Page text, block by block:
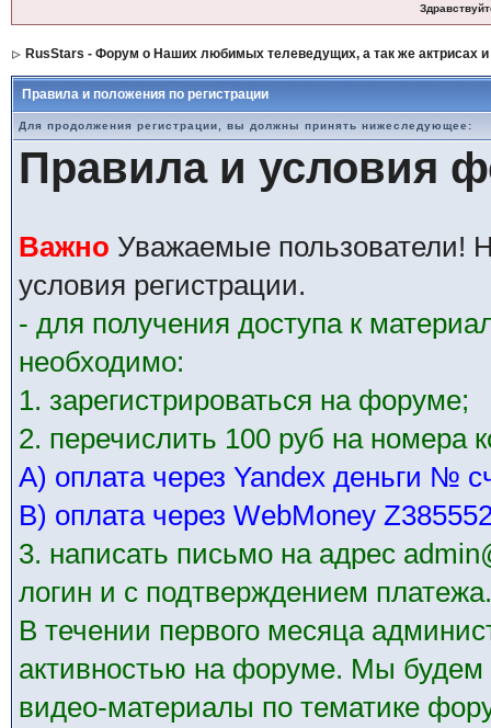
RusStars - Форум о Наших любимых телеведущих, а так же актрисах и
Правила и положения по регистрации
Для продолжения регистрации, вы должны принять нижеследующее:
Правила и условия
Важно Уважаемые пользователи!
условия регистрации.
- для получения доступа к
необходимо:
1. зарегистрироваться на форуме;
2. перечислить 100 руб на номера
А) оплата через Yandex деньги №
В) оплата через WebMoney
3. написать письмо на адрес
логин и с подтверждением платежа.
В течении первого месяца
активностью на форуме. Мы
видео-материалы по тематике